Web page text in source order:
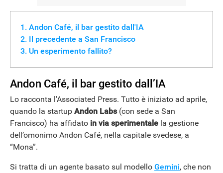
Andon Café, il bar gestito dall'IA
Il precedente a San Francisco
Un esperimento fallito?
Andon Café, il bar gestito dall’IA
Lo racconta l’Associated Press. Tutto è iniziato ad aprile,
quando la startup Andon Labs (con sede a San
Francisco) ha affidato in via sperimentale la gestione
dell’omonimo Andon Café, nella capitale svedese, a
“Mona”.
Si tratta di un agente basato sul modello Gemini, che non